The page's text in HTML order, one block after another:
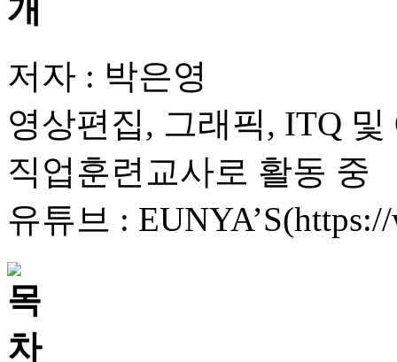
저자 : 박은영
영상편집, 그래픽, ITQ
직업훈련교사로 활동 중
유튜브 :